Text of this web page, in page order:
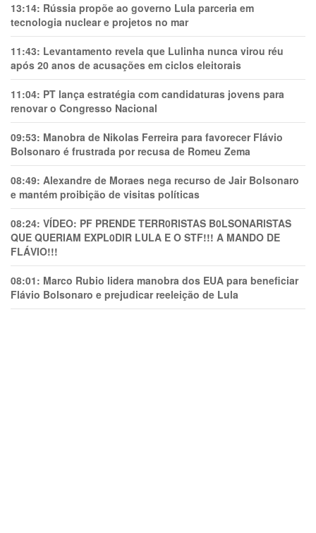
13:14: Rússia propõe ao governo Lula parceria em
tecnologia nuclear e projetos no mar
11:43: Levantamento revela que Lulinha nunca virou réu
após 20 anos de acusações em ciclos eleitorais
11:04: PT lança estratégia com candidaturas jovens para
renovar o Congresso Nacional
09:53: Manobra de Nikolas Ferreira para favorecer Flávio
Bolsonaro é frustrada por recusa de Romeu Zema
08:49: Alexandre de Moraes nega recurso de Jair Bolsonaro
e mantém proibição de visitas políticas
08:24: VÍDEO: PF PRENDE TERR0RlSTAS B0LSONARlSTAS
QUE QUERIAM EXPL0DlR LULA E O STF!!! A MANDO DE
FLÁVIO!!!
08:01: Marco Rubio lidera manobra dos EUA para beneficiar
Flávio Bolsonaro e prejudicar reeleição de Lula